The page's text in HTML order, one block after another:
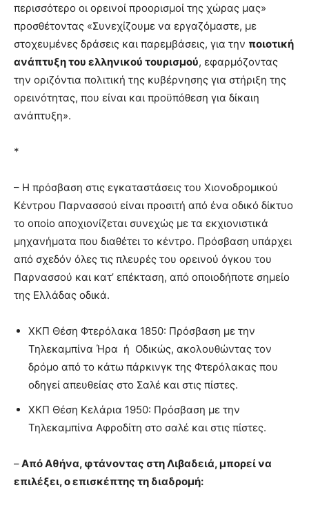
περισσότερο οι ορεινοί προορισμοί της χώρας μας»
προσθέτοντας «Συνεχίζουμε να εργαζόμαστε, με
στοχευμένες δράσεις και παρεμβάσεις, για την ποιοτική
ανάπτυξη του ελληνικού τουρισμού, εφαρμόζοντας
την οριζόντια πολιτική της κυβέρνησης για στήριξη της
ορεινότητας, που είναι και προϋπόθεση για δίκαιη
ανάπτυξη».
*
– Η πρόσβαση στις εγκαταστάσεις του Xιονοδρομικού
Kέντρου Παρνασσού είναι προσιτή από ένα οδικό δίκτυο
το οποίο αποχιονίζεται συνεχώς με τα εκχιονιστικά
μηχανήματα που διαθέτει το κέντρο. Πρόσβαση υπάρχει
από σχεδόν όλες τις πλευρές του ορεινού όγκου του
Παρνασσού και κατ’ επέκταση, από οποιοδήποτε σημείο
της Ελλάδας οδικά.
ΧΚΠ Θέση Φτερόλακα 1850: Πρόσβαση με την
Τηλεκαμπίνα Ήρα ή Οδικώς, ακολουθώντας τον
δρόμο από το κάτω πάρκινγκ της Φτερόλακας που
οδηγεί απευθείας στο Σαλέ και στις πίστες.
ΧΚΠ Θέση Κελάρια 1950: Πρόσβαση με την
Τηλεκαμπίνα Αφροδίτη στο σαλέ και στις πίστες.
–Από Αθήνα, φτάνοντας στη Λιβαδειά, μπορεί να
επιλέξει, ο επισκέπτης τη διαδρομή: